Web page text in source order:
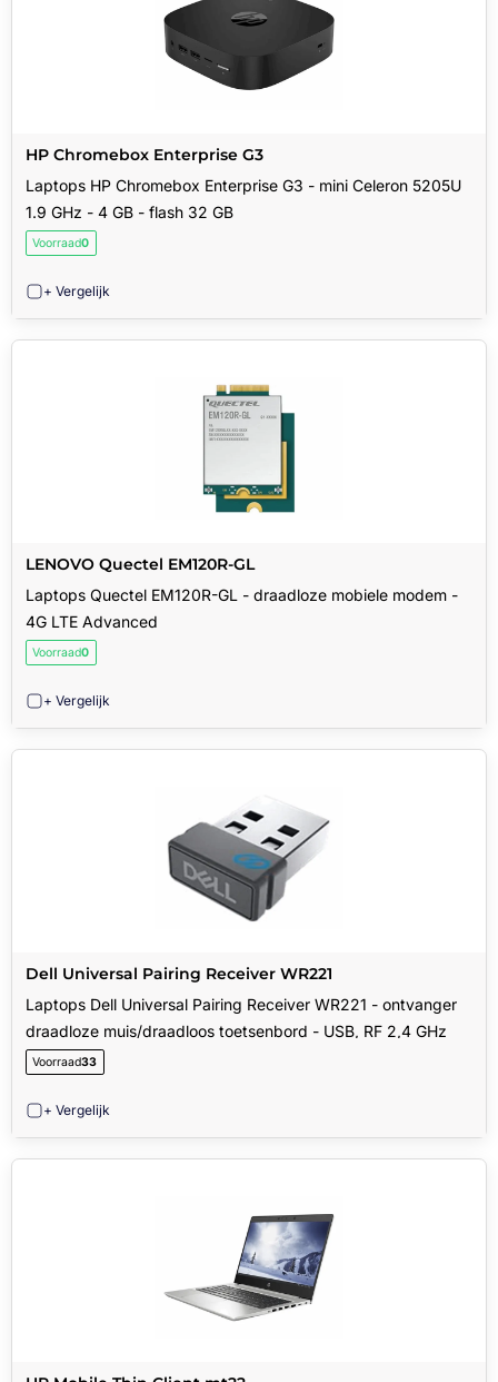
HP Chromebox Enterprise G3
Laptops HP Chromebox Enterprise G3 - mini Celeron 5205U
1.9 GHz - 4 GB - flash 32 GB
Voorraad0
+ Vergelijk
LENOVO Quectel EM120R-GL
Laptops Quectel EM120R-GL - draadloze mobiele modem -
4G LTE Advanced
Voorraad0
+ Vergelijk
Dell Universal Pairing Receiver WR221
Laptops Dell Universal Pairing Receiver WR221 - ontvanger
draadloze muis/draadloos toetsenbord - USB, RF 2,4 GHz
Voorraad33
+ Vergelijk